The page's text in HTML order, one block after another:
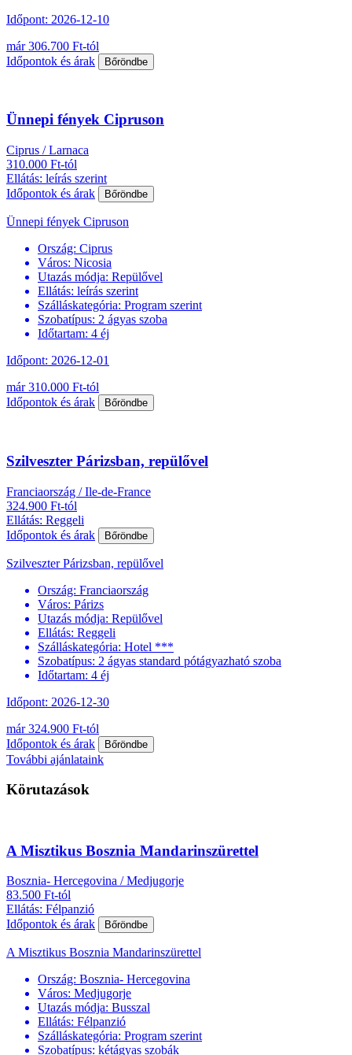
Időpont: 2026-12-10
már 306.700 Ft-tól
Időpontok és árak
Bőröndbe
Ünnepi fények Cipruson
Ciprus / Larnaca
310.000 Ft-tól
Ellátás: leírás szerint
Időpontok és árak
Bőröndbe
Ünnepi fények Cipruson
Ország: Ciprus
Város: Nicosia
Utazás módja: Repülővel
Ellátás: leírás szerint
Szálláskategória: Program szerint
Szobatípus: 2 ágyas szoba
Időtartam: 4 éj
Időpont: 2026-12-01
már 310.000 Ft-tól
Időpontok és árak
Bőröndbe
Szilveszter Párizsban, repülővel
Franciaország / Ile-de-France
324.900 Ft-tól
Ellátás: Reggeli
Időpontok és árak
Bőröndbe
Szilveszter Párizsban, repülővel
Ország: Franciaország
Város: Párizs
Utazás módja: Repülővel
Ellátás: Reggeli
Szálláskategória: Hotel ***
Szobatípus: 2 ágyas standard pótágyazható szoba
Időtartam: 4 éj
Időpont: 2026-12-30
már 324.900 Ft-tól
Időpontok és árak
Bőröndbe
További ajánlataink
Körutazások
A Misztikus Bosznia Mandarinszürettel
Bosznia- Hercegovina / Medjugorje
83.500 Ft-tól
Ellátás: Félpanzió
Időpontok és árak
Bőröndbe
A Misztikus Bosznia Mandarinszürettel
Ország: Bosznia- Hercegovina
Város: Medjugorje
Utazás módja: Busszal
Ellátás: Félpanzió
Szálláskategória: Program szerint
Szobatípus: kétágyas szobák